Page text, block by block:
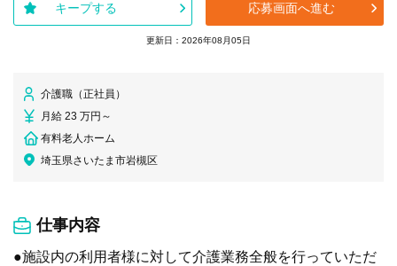
キープする 応募画面へ進む
更新日：2026年08月05日
介護職（正社員）
月給 23 万円～
有料老人ホーム
埼玉県さいたま市岩槻区
仕事内容
●施設内の利用者様に対して介護業務全般を行っていただ